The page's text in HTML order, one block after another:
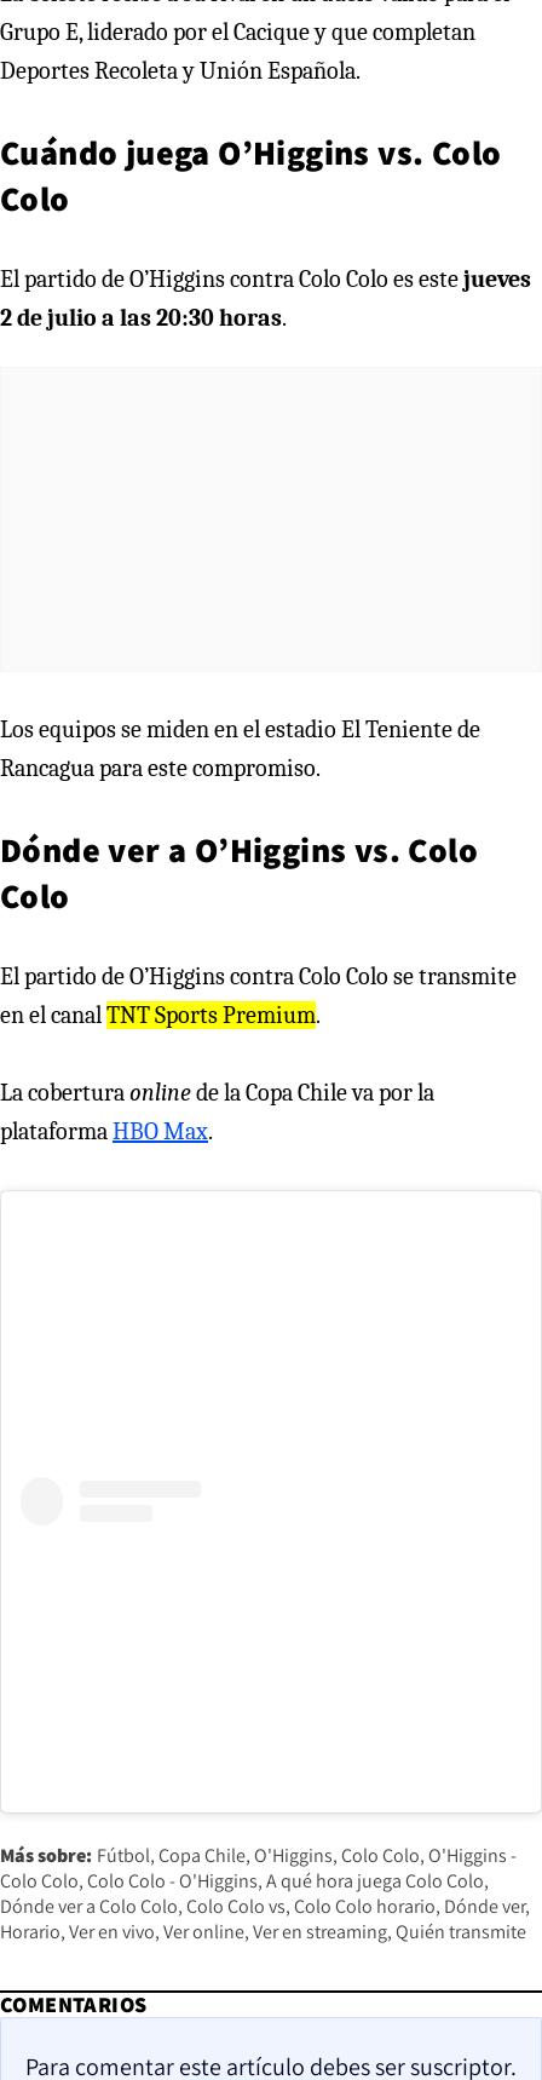
Grupo E, liderado por el Cacique y que completan
Deportes Recoleta y Unión Española.
Cuándo juega O’Higgins vs. Colo
Colo
El partido de O’Higgins contra Colo Colo es estejueves
2 de julio a las 20:30 horas.
Los equipos se miden en el estadio El Teniente de
Rancagua para este compromiso.
Dónde ver a O’Higgins vs. Colo
Colo
El partido de O’Higgins contra Colo Colo se transmite
en el canalTNT Sports Premium.
La coberturaonlinede la Copa Chile va por la
plataformaHBO Max.
Más sobre: Fútbol Copa Chile O'Higgins Colo Colo O'Higgins -
Colo Colo Colo Colo - O'Higgins A qué hora juega Colo Colo
Dónde ver a Colo Colo Colo Colo vs Colo Colo horario Dónde ver
Horario Ver en vivo Ver online Ver en streaming Quién transmite
COMENTARIOS
Para comentar este artículo debes ser suscriptor.